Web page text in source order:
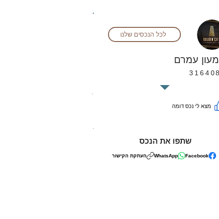
לכל הנכסים שלנו
עמרם
מצא לי נכס דומה
שתפו את הנכס
Facebook
WhatsApp העתקת הקישור